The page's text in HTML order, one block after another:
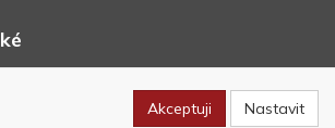
Akceptuji Nastavit